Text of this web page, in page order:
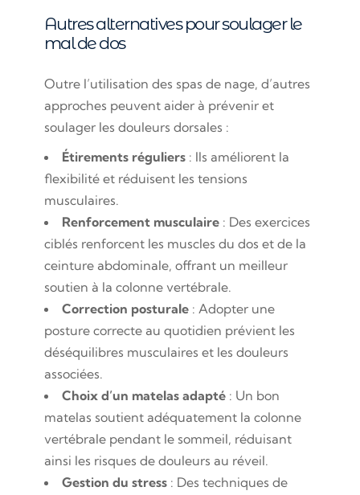
Autres alternatives pour soulager le
mal de dos
Outre l’utilisation des spas de nage, d’autres
approches peuvent aider à prévenir et
soulager les douleurs dorsales :
Étirements réguliers: Ils améliorent la
flexibilité et réduisent les tensions
musculaires.
Renforcement musculaire: Des exercices
ciblés renforcent les muscles du dos et de la
ceinture abdominale, offrant un meilleur
soutien à la colonne vertébrale.
Correction posturale: Adopter une
posture correcte au quotidien prévient les
déséquilibres musculaires et les douleurs
associées.
Choix d’un matelas adapté: Un bon
matelas soutient adéquatement la colonne
vertébrale pendant le sommeil, réduisant
ainsi les risques de douleurs au réveil.
Gestion du stress: Des techniques de